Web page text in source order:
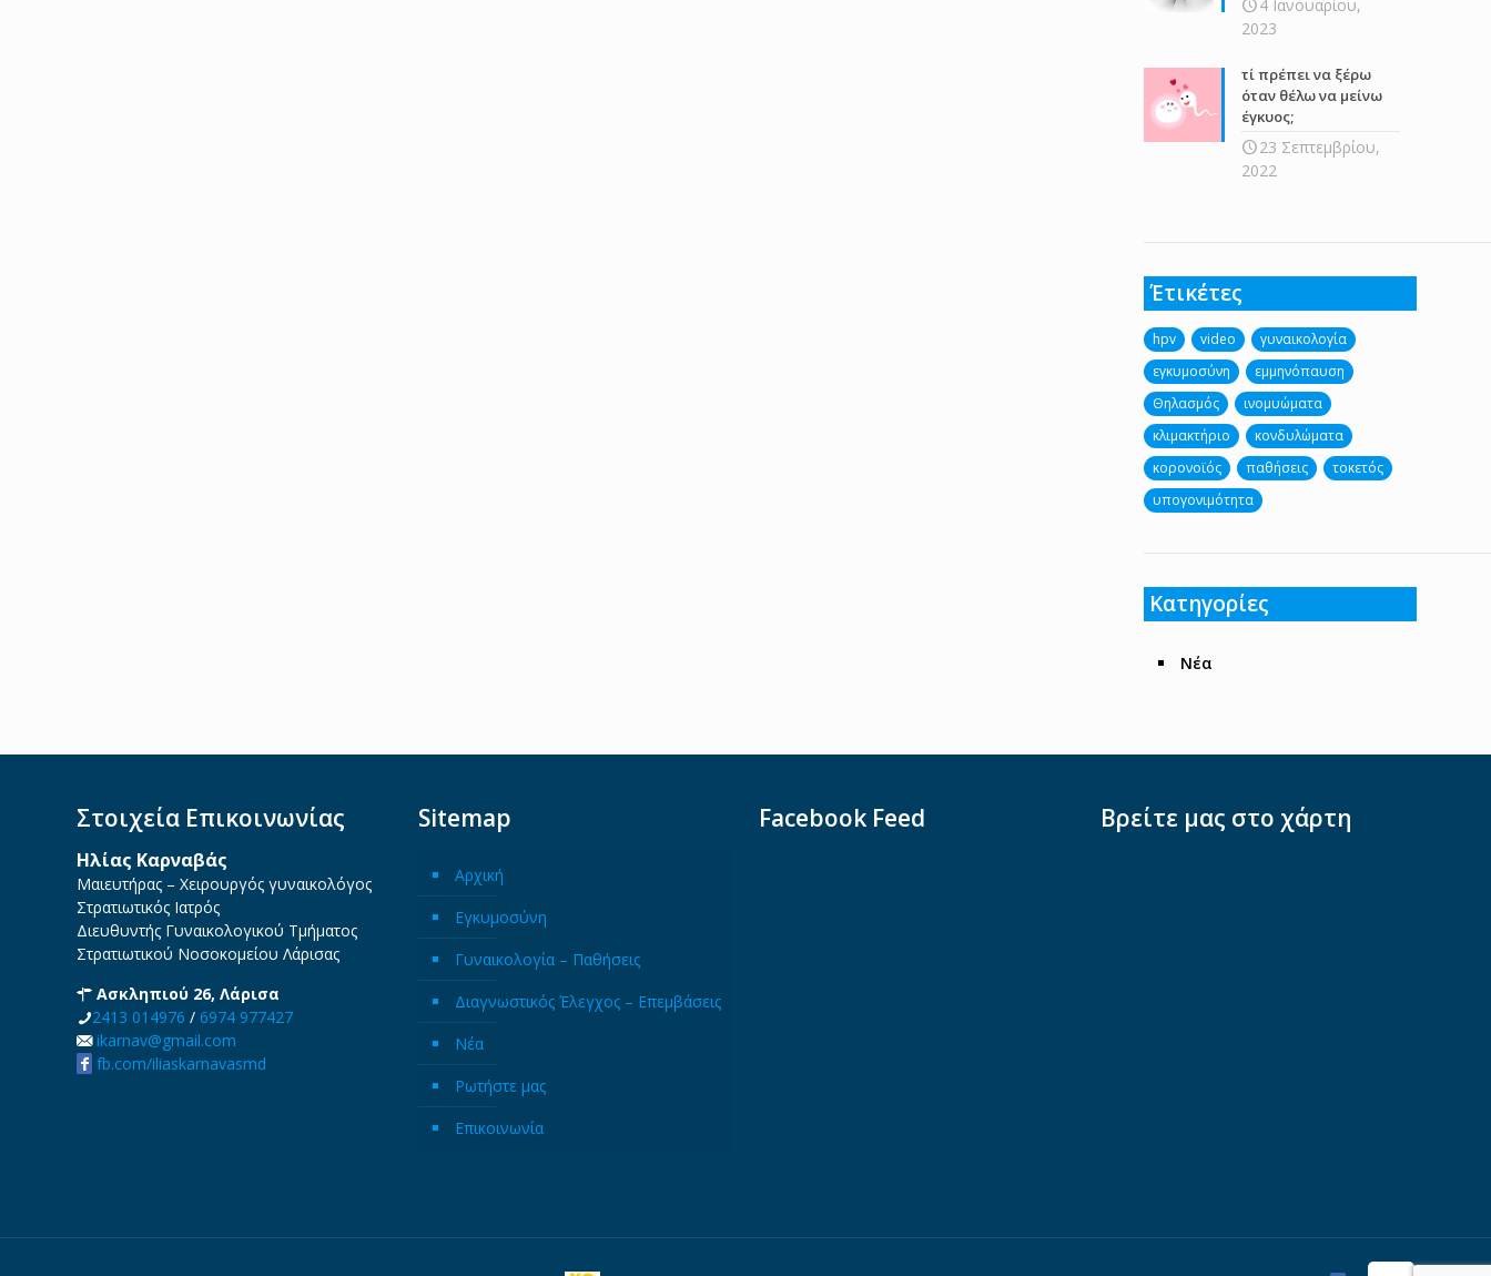
4 Ιανουαρίου,
2023
τί πρέπει να ξέρω
όταν θέλω να μείνω
έγκυος;
23 Σεπτεμβρίου,
2022
Έτικέτες
hpv video
γυναικολογία
εγκυμοσύνη
εμμηνόπαυση
Θηλασμός
ινομυώματα
κλιμακτήριο
κονδυλώματα
κορονοϊός
παθήσεις
τοκετός
υπογονιμότητα
Κατηγορίες
Νέα
Στοιχεία Επικοινωνίας
Ηλίας Καρναβάς
Μαιευτήρας – Χειρουργός γυναικολόγος
Στρατιωτικός Ιατρός
Διευθυντής Γυναικολογικού Τμήματος
Στρατιωτικού Νοσοκομείου Λάρισας
Ασκληπιού 26, Λάρισα
2413 014976 / 6974 977427
ikarnav@gmail.com
fb.com/iliaskarnavasmd
Sitemap
Αρχική
Εγκυμοσύνη
Γυναικολογία – Παθήσεις
Διαγνωστικός Έλεγχος – Επεμβάσεις
Νέα
Ρωτήστε μας
Επικοινωνία
Facebook Feed Βρείτε μας στο χάρτη